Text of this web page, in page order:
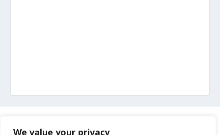
We value your privacy